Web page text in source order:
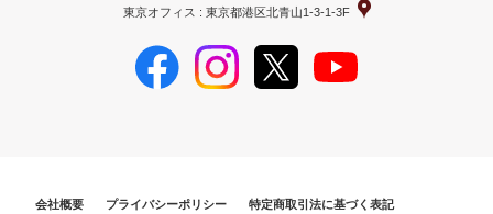
東京オフィス : 東京都港区北青山1-3-1-3F
会社概要 プライバシーポリシー 特定商取引法に基づく表記